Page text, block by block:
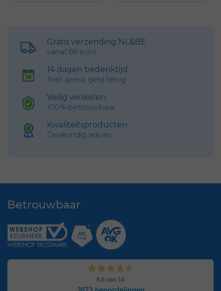
Gratis verzending NL&BE
vanaf 69 euro
14 dagen bedenktijd
Niet goed, geld terug
Veilig winkelen
100% betrouwbaar
Kwaliteitsproducten
Deskundig advies
Betrouwbaar